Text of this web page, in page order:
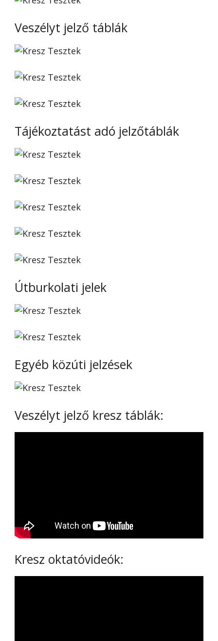
Veszélyt jelző táblák
Tájékoztatást adó jelzőtáblák
Útburkolati jelek
Egyéb közúti jelzések
Veszélyt jelző kresz táblák:
Kresz oktatóvideók: